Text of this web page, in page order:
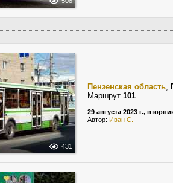
431
Пензенская область,
Маршрут 101
29 августа 2023 г.,
Автор: Иван С.